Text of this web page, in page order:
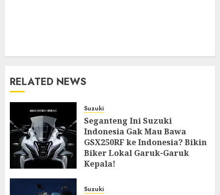
RELATED NEWS
Suzuki
Seganteng Ini Suzuki
Indonesia Gak Mau Bawa
GSX250RF ke Indonesia? Bikin
Biker Lokal Garuk-Garuk
Kepala!
Suzuki